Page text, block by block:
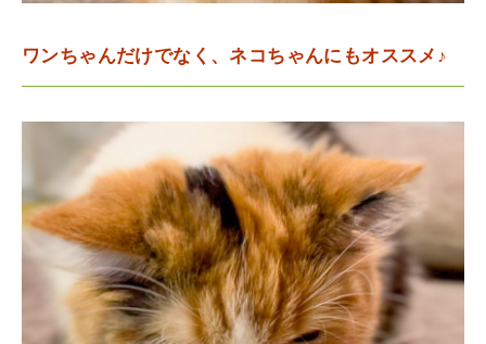
ワンちゃんだけでなく、ネコちゃんにもオススメ♪